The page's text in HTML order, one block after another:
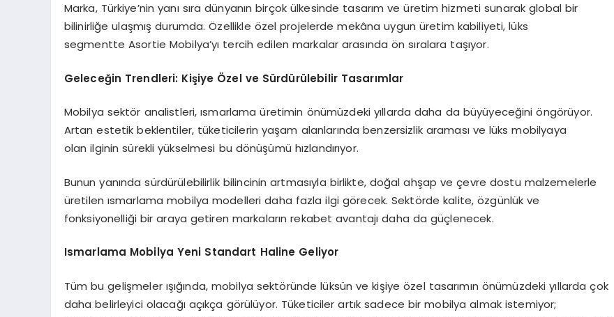
Marka, Türkiye’nin yanı sıra dünyanın birçok ülkesinde tasarım ve üretim hizmeti sunarak global bir
bilinirliğe ulaşmış durumda. Özellikle özel projelerde mekâna uygun üretim kabiliyeti, lüks
segmentte Asortie Mobilya’yı tercih edilen markalar arasında ön sıralara taşıyor.
Geleceğin Trendleri: Kişiye Özel ve Sürdürülebilir Tasarımlar
Mobilya sektör analistleri, ısmarlama üretimin önümüzdeki yıllarda daha da büyüyeceğini öngörüyor.
Artan estetik beklentiler, tüketicilerin yaşam alanlarında benzersizlik araması ve lüks mobilyaya
olan ilginin sürekli yükselmesi bu dönüşümü hızlandırıyor.
Bunun yanında sürdürülebilirlik bilincinin artmasıyla birlikte, doğal ahşap ve çevre dostu malzemelerle
üretilen ısmarlama mobilya modelleri daha fazla ilgi görecek. Sektörde kalite, özgünlük ve
fonksiyonelliği bir araya getiren markaların rekabet avantajı daha da güçlenecek.
Ismarlama Mobilya Yeni Standart Haline Geliyor
Tüm bu gelişmeler ışığında, mobilya sektöründe lüksün ve kişiye özel tasarımın önümüzdeki yıllarda çok
daha belirleyici olacağı açıkça görülüyor. Tüketiciler artık sadece bir mobilya almak istemiyor;